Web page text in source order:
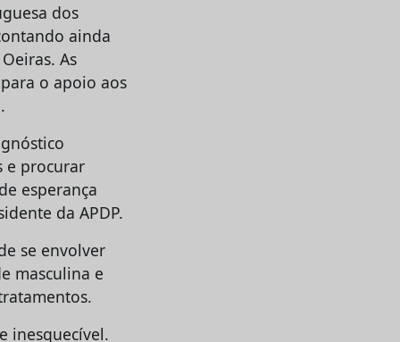
dos
ainda
As
o apoio aos
e procurar
esperança
da APDP.
se envolver
masculina e
inesquecível.